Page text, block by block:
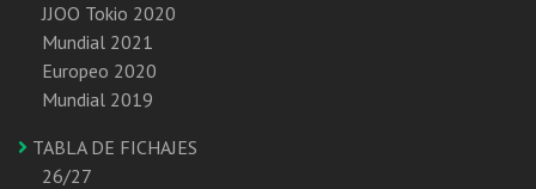
JJOO Tokio 2020
Mundial 2021
Europeo 2020
Mundial 2019
TABLA DE FICHAJES
26/27